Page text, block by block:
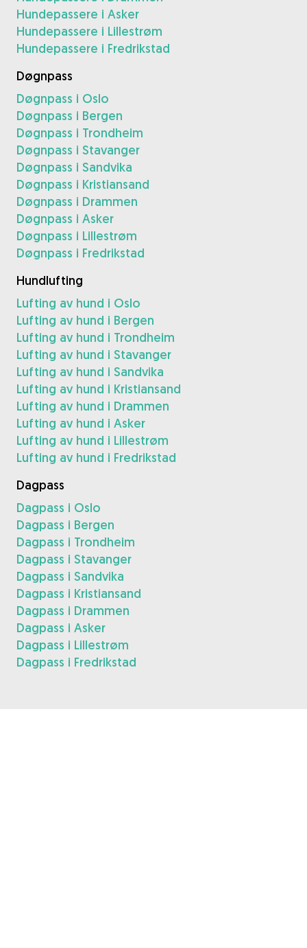
Hundepassere i Asker
Hundepassere i Lillestrøm
Hundepassere i Fredrikstad
Døgnpass
Døgnpass i Oslo
Døgnpass i Bergen
Døgnpass i Trondheim
Døgnpass i Stavanger
Døgnpass i Sandvika
Døgnpass i Kristiansand
Døgnpass i Drammen
Døgnpass i Asker
Døgnpass i Lillestrøm
Døgnpass i Fredrikstad
Hundlufting
Lufting av hund i Oslo
Lufting av hund i Bergen
Lufting av hund i Trondheim
Lufting av hund i Stavanger
Lufting av hund i Sandvika
Lufting av hund i Kristiansand
Lufting av hund i Drammen
Lufting av hund i Asker
Lufting av hund i Lillestrøm
Lufting av hund i Fredrikstad
Dagpass
Dagpass i Oslo
Dagpass i Bergen
Dagpass i Trondheim
Dagpass i Stavanger
Dagpass i Sandvika
Dagpass i Kristiansand
Dagpass i Drammen
Dagpass i Asker
Dagpass i Lillestrøm
Dagpass i Fredrikstad